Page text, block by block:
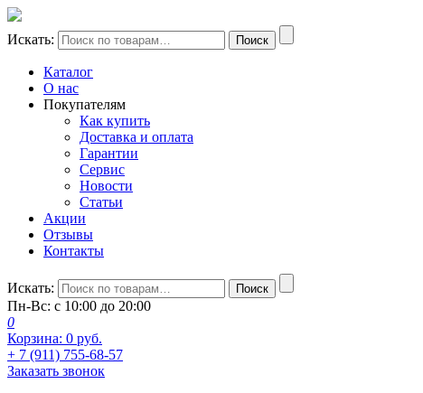
Искать: Поиск
Каталог
О нас
Покупателям
Как купить
Доставка и оплата
Гарантии
Сервис
Новости
Статьи
Акции
Отзывы
Контакты
Искать: Поиск
Пн-Вс: с 10:00 до 20:00
0
Корзина: 0 руб.
+ 7 (911) 755-68-57
Заказать звонок